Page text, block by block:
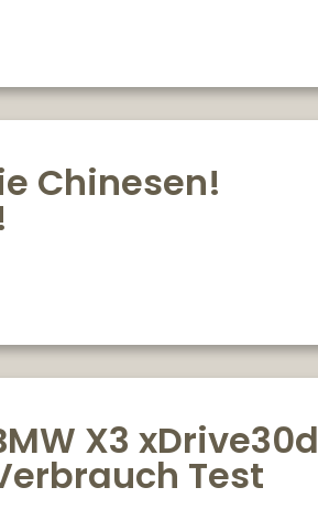
Chinesen!
X3 xDrive30d
Test